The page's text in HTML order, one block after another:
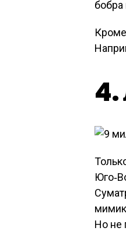
бобра
4.
Но не